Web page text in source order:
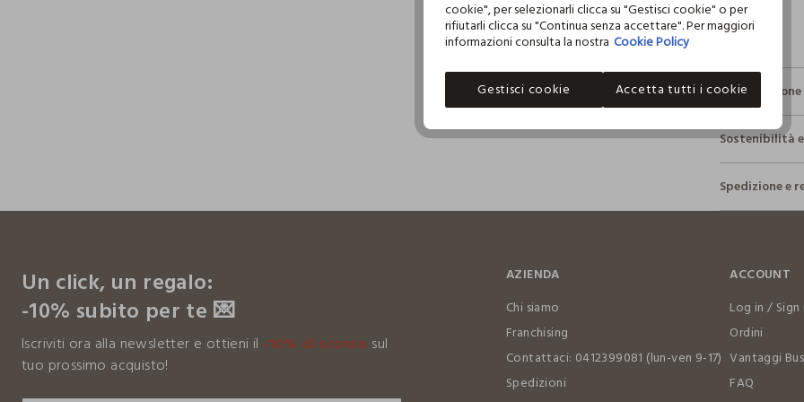
Composizione
100%
CON IL
Sostenibilità
Sicurezza
Il 100% dei
fisici, per
Clicca qui
I nostri
MADE IN
Spedizione e
Un click, un regalo:
-10% subito per te 💌
Iscriviti ora alla newsletter e ottieni il -10% di sconto sul
tuo prossimo acquisto!
AZIENDA
Chi siamo
Franchising
Contattaci: 0412399081 (lun-ven 9-17)
Spedizioni
ACCOUNT
Log in / Sign
Ordini
Vantaggi
FAQ
cookie", per selezionarli clicca su "Gestisci cookie" o per
rifiutarli clicca su "Continua senza accettare". Per maggiori
informazioni consulta la nostra Cookie Policy
Gestisci cookie Accetta tutti i cookie